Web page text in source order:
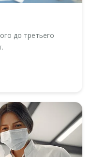
до третьего